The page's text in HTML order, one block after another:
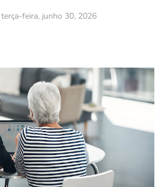
terça-feira, junho 30, 2026